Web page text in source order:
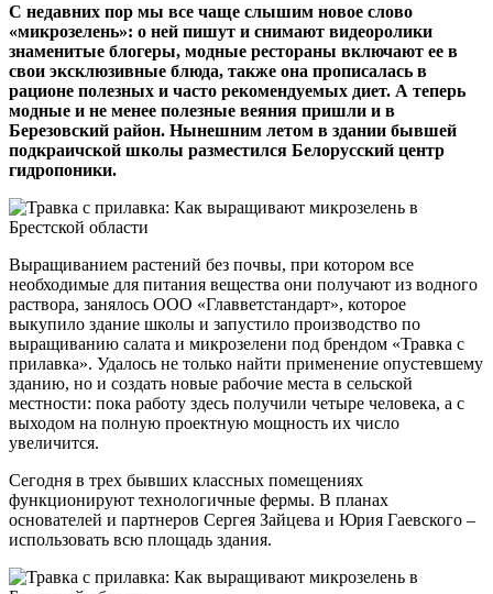
С недавних пор мы все чаще слышим новое слово
«микрозелень»: о ней пишут и снимают видеоролики
знаменитые блогеры, модные рестораны включают ее в
свои эксклюзивные блюда, также она прописалась в
рационе полезных и часто рекомендуемых диет. А теперь
модные и не менее полезные веяния пришли и в
Березовский район. Нынешним летом в здании бывшей
подкраичской школы разместился Белорусский центр
гидропоники.
Выращиванием растений без почвы, при котором все
необходимые для питания вещества они получают из водного
раствора, занялось ООО «Главветстандарт», которое
выкупило здание школы и запустило производство по
выращиванию салата и микрозелени под брендом «Травка с
прилавка». Удалось не только найти применение опустевшему
зданию, но и создать новые рабочие места в сельской
местности: пока работу здесь получили четыре человека, а с
выходом на полную проектную мощность их число
увеличится.
Сегодня в трех бывших классных помещениях
функционируют технологичные фермы. В планах
основателей и партнеров Сергея Зайцева и Юрия Гаевского –
использовать всю площадь здания.